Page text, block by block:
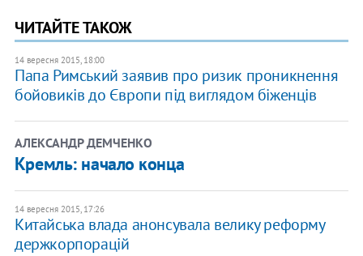
ЧИТАЙТЕ ТАКОЖ
14 вересня 2015, 18:00
Папа Римський заявив про ризик проникнення
бойовиків до Європи під виглядом біженців
АЛЕКСАНДР ДЕМЧЕНКО
Кремль: начало конца
14 вересня 2015, 17:26
Китайська влада анонсувала велику реформу
держкорпорацій